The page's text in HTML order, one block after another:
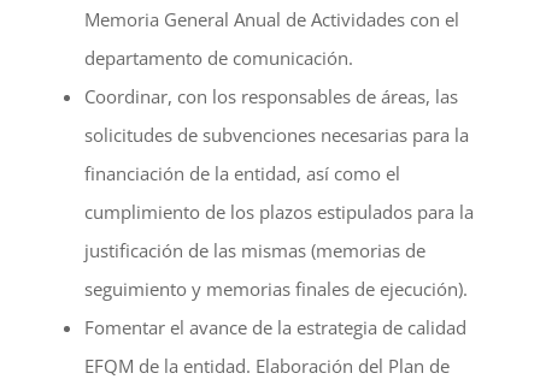
Memoria General Anual de Actividades con el
departamento de comunicación.
Coordinar, con los responsables de áreas, las
solicitudes de subvenciones necesarias para la
financiación de la entidad, así como el
cumplimiento de los plazos estipulados para la
justificación de las mismas (memorias de
seguimiento y memorias finales de ejecución).
Fomentar el avance de la estrategia de calidad
EFQM de la entidad. Elaboración del Plan de